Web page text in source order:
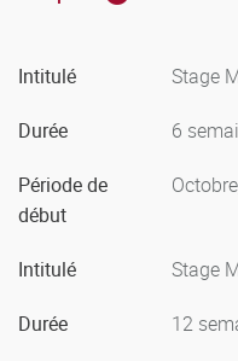
l'année soit en
Intitulé Stage
Durée 6
Période de
début
Intitulé Stage
Durée 12